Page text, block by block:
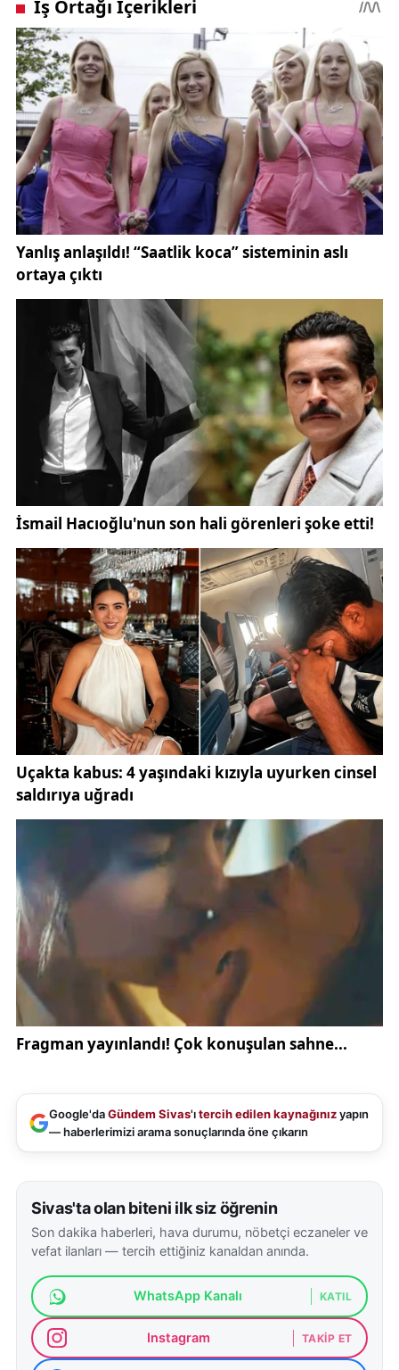
Gençlik ve Spor İl Müdürlüğü, turnuvaya katılarak
Cumhuriyet coşkusunu sporla buluşturan tüm
sporculara teşekkür etti. Açıklamada, sporcuların
bundan sonraki kariyerlerinde de başarılarının
devamı dilendi. Etkinlik, milli bayram ruhunun spor
camiasında ne denli güçlü bir şekilde yaşatıldığını bir
kez daha gösterdi.
Google'daGündem Sivas'ıtercih edilen kaynağınızyapın
— haberlerimizi arama sonuçlarında öne çıkarın
Sivas'ta olan biteni ilk siz öğrenin
Son dakika haberleri, hava durumu, nöbetçi eczaneler ve
vefat ilanları — tercih ettiğiniz kanaldan anında.
WhatsApp Kanalı KATIL
Instagram TAKIP ET